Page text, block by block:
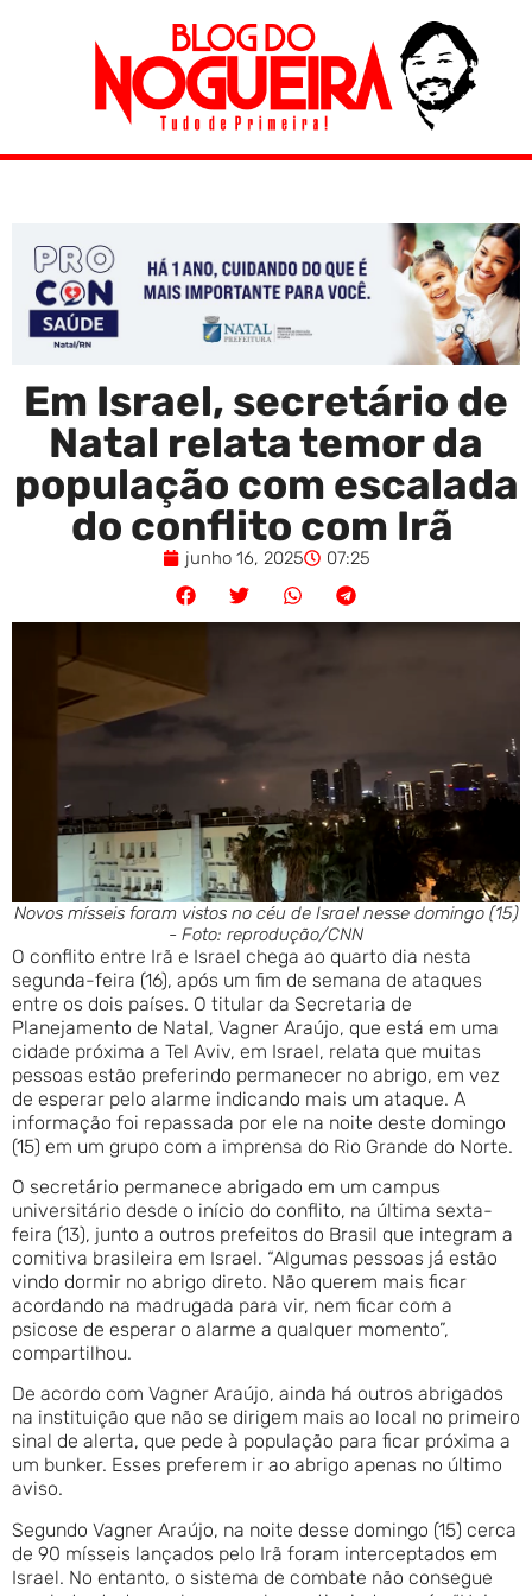
Em Israel, secretário de
Natal relata temor da
população com escalada
do conflito com Irã
junho 16, 2025 07:25
Novos mísseis foram vistos no céu de Israel nesse domingo (15)
- Foto: reprodução/CNN
O conflito entre Irã e Israel chega ao quarto dia nesta
segunda-feira (16), após um fim de semana de ataques
entre os dois países. O titular da Secretaria de
Planejamento de Natal, Vagner Araújo, que está em uma
cidade próxima a Tel Aviv, em Israel, relata que muitas
pessoas estão preferindo permanecer no abrigo, em vez
de esperar pelo alarme indicando mais um ataque. A
informação foi repassada por ele na noite deste domingo
(15) em um grupo com a imprensa do Rio Grande do Norte.
O secretário permanece abrigado em um campus
universitário desde o início do conflito, na última sexta-
feira (13), junto a outros prefeitos do Brasil que integram a
comitiva brasileira em Israel. “Algumas pessoas já estão
vindo dormir no abrigo direto. Não querem mais ficar
acordando na madrugada para vir, nem ficar com a
psicose de esperar o alarme a qualquer momento”,
compartilhou.
De acordo com Vagner Araújo, ainda há outros abrigados
na instituição que não se dirigem mais ao local no primeiro
sinal de alerta, que pede à população para ficar próxima a
um bunker. Esses preferem ir ao abrigo apenas no último
aviso.
Segundo Vagner Araújo, na noite desse domingo (15) cerca
de 90 mísseis lançados pelo Irã foram interceptados em
Israel. No entanto, o sistema de combate não consegue